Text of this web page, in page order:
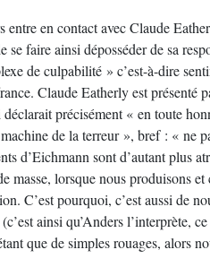
en contact avec Claude
faire ainsi déposséder de sa
de culpabilité » c’est-à-dire
Claude Eatherly est présenté
précisément « en toute
de la terreur », bref : « ne
d’Eichmann sont d’autant plus
masse, lorsque nous produisons
C’est pourquoi, c’est aussi de
ainsi qu’Anders l’interprète,
que de simples rouages, alors